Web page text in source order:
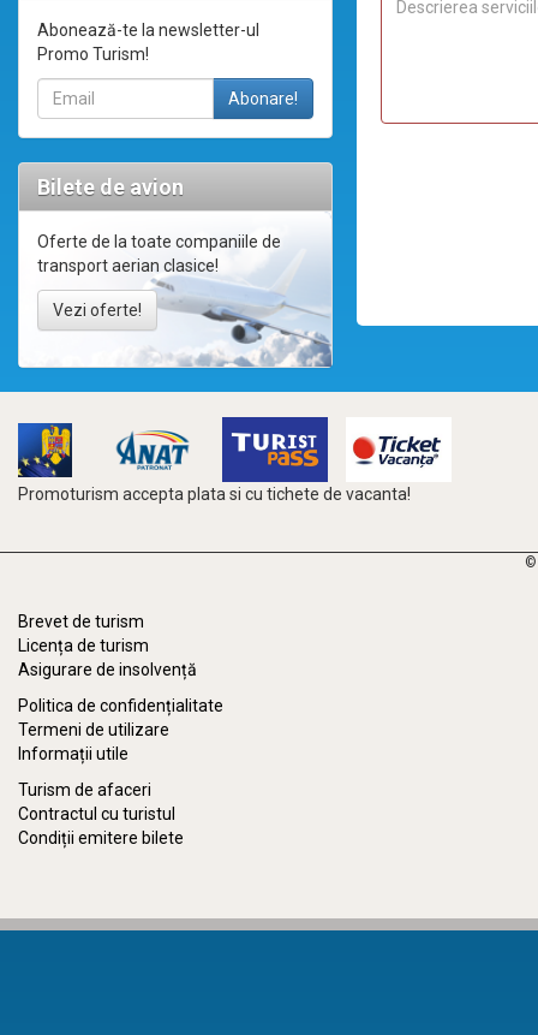
Abonează-te la newsletter-ul
Promo Turism!
Bilete de avion
Oferte de la toate companiile de
transport aerian clasice!
Vezi oferte!
Promoturism accepta plata si cu tichete de vacanta!
©
Brevet de turism
Licența de turism
Asigurare de insolvență
Politica de confidențialitate
Termeni de utilizare
Informații utile
Turism de afaceri
Contractul cu turistul
Condiții emitere bilete